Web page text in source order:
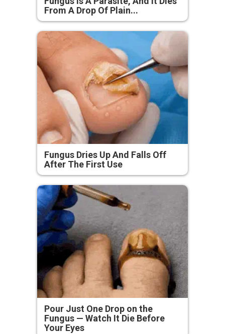
From A Drop Of Plain...
Fungus Dries Up And Falls Off
After The First Use
Pour Just One Drop on the
Fungus — Watch It Die Before
Your Eyes